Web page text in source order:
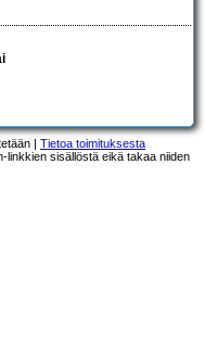
| Tietoa toimituksesta
linkkien sisällöstä eikä takaa niiden